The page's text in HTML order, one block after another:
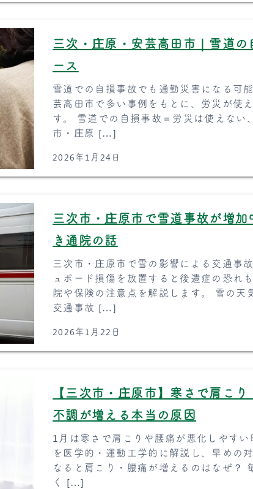
三次・庄原・安芸高田市｜雪道
ース
雪道での自損事故でも通勤災害になる可
芸高田市で多い事例をもとに、労災が使
す。 雪道での自損事故＝労災は使えな
市・庄原 […]
2026年1月24日
三次市・庄原市で雪道事故が増
き通院の話
三次市・庄原市で雪の影響による交通事
ュボード損傷を放置すると後遺症の恐れ
院や保険の注意点を解説します。 雪の天
交通事故 […]
2026年1月22日
【三次市・庄原市】寒さで肩こ
不調が増える本当の原因
1月は寒さで肩こりや腰痛が悪化しやす
を医学的・運動工学的に解説し、早めの
なると肩こり・腰痛が増えるのはなぜ？
く […]